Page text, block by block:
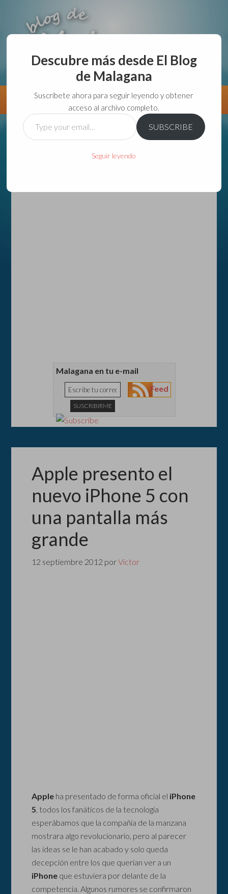
aunque lo haga de malas lo hago....
Información Directorio VivirGuadalajara
Malagana en tu e-mail
Feed
Apple presento el
nuevo iPhone 5 con
una pantalla más
grande
12 septiembre 2012 porVictor
Apple ha presentado de forma oficial el iPhone
5, todos los fanáticos de la tecnología
esperábamos que la compañía de la manzana
mostrara algo revolucionario, pero al parecer
las ideas se le han acabado y solo queda
decepción entre los que querían ver a un
iPhone que estuviera por delante de la
competencia. Algunos rumores se confirmaron
Descubre más desde El Blog
de Malagana
Suscríbete ahora para seguir leyendo y obtener
acceso al archivo completo.
Type
your
SUBSCRIBE
Seguir leyendo